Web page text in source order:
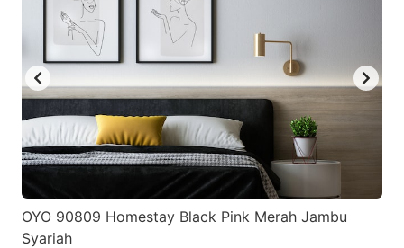
OYO 90809 Homestay Black Pink Merah Jambu
Syariah